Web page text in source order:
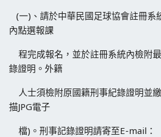
(一)、請於中華民國足球協會註冊系
內點選報課
程完成報名，並於註冊系統內檢附
錄證明。外籍
人士須檢附原國籍刑事紀錄證明並
描JPG電子
檔)。刑事記錄證明請寄至E-mail：